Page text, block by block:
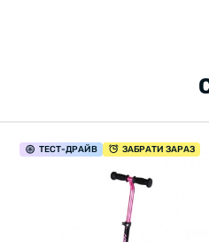
ТЕСТ-ДРАЙВ ЗАБРАТИ ЗАРАЗ